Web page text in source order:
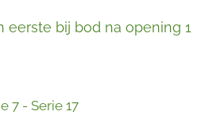
eerste bij bod na opening 1
7 - Serie 17